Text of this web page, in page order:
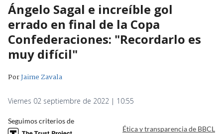
Ángelo Sagal e increíble gol
errado en final de la Copa
Confederaciones: "Recordarlo es
muy difícil"
PorJaime Zavala
Viernes 02 septiembre de 2022 | 10:55
Seguimos criterios de
Ética y transparencia de BBCL